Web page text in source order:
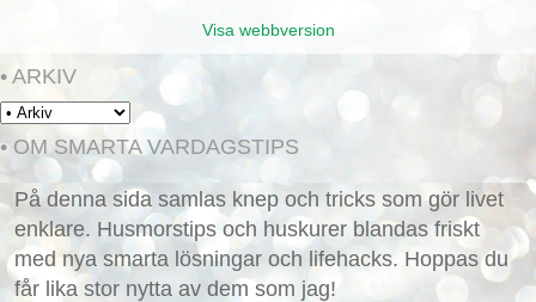
Visa webbversion
• ARKIV
• OM SMARTA VARDAGSTIPS
På denna sida samlas knep och tricks som gör livet
enklare. Husmorstips och huskurer blandas friskt
med nya smarta lösningar och lifehacks. Hoppas du
får lika stor nytta av dem som jag!